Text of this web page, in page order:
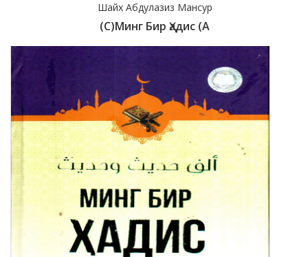
Шайх Абдулазиз Мансур
(с)Минг Бир Ҳадис (А